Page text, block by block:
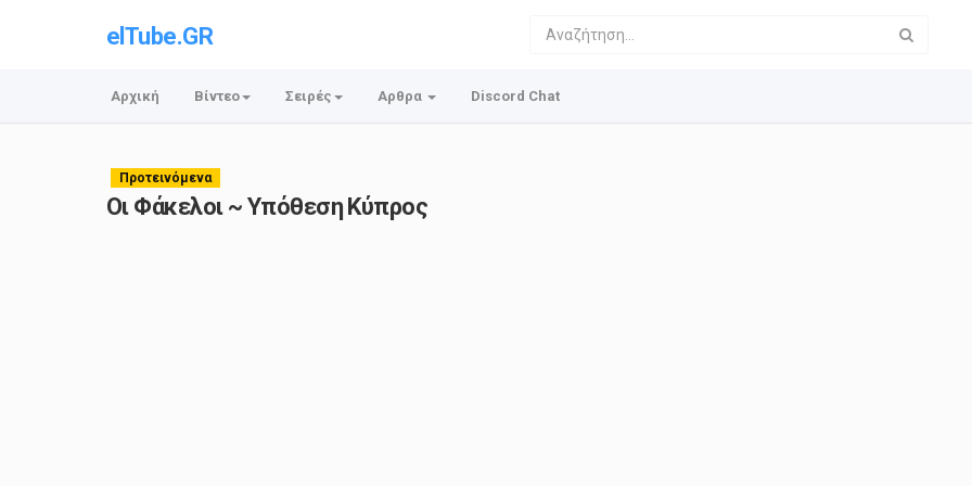
elTube.GR
Αρχική Βίντεο Σειρές Αρθρα Discord Chat
Προτεινόμενα
Οι Φάκελοι ~ Υπόθεση Κύπρος